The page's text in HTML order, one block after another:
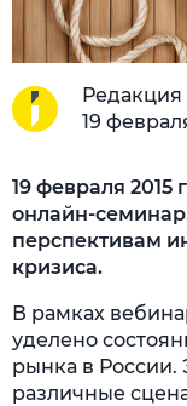
Редакция
19
19 февраля 2015
онлайн-
перспективам
кризиса.
В рамках
уделено
рынка в России.
различные